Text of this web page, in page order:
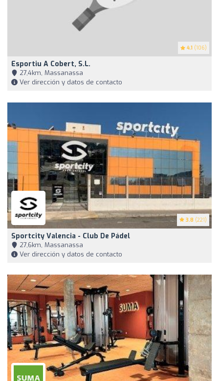
4.1 (106)
Esportiu A Cobert, S.L.
27,4km, Massanassa
Ver dirección y datos de contacto
3.8 (221)
Sportcity Valencia - Club De Pádel
27,6km, Massanassa
Ver dirección y datos de contacto